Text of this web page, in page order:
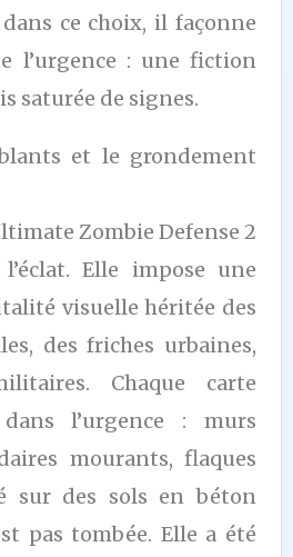
ce choix, il façonne
l’urgence : une fiction
saturée de signes.
et le grondement
Zombie Defense 2
Elle impose une
visuelle héritée des
des friches urbaines,
Chaque carte
l’urgence : murs
mourants, flaques
sur des sols en béton
pas tombée. Elle a été